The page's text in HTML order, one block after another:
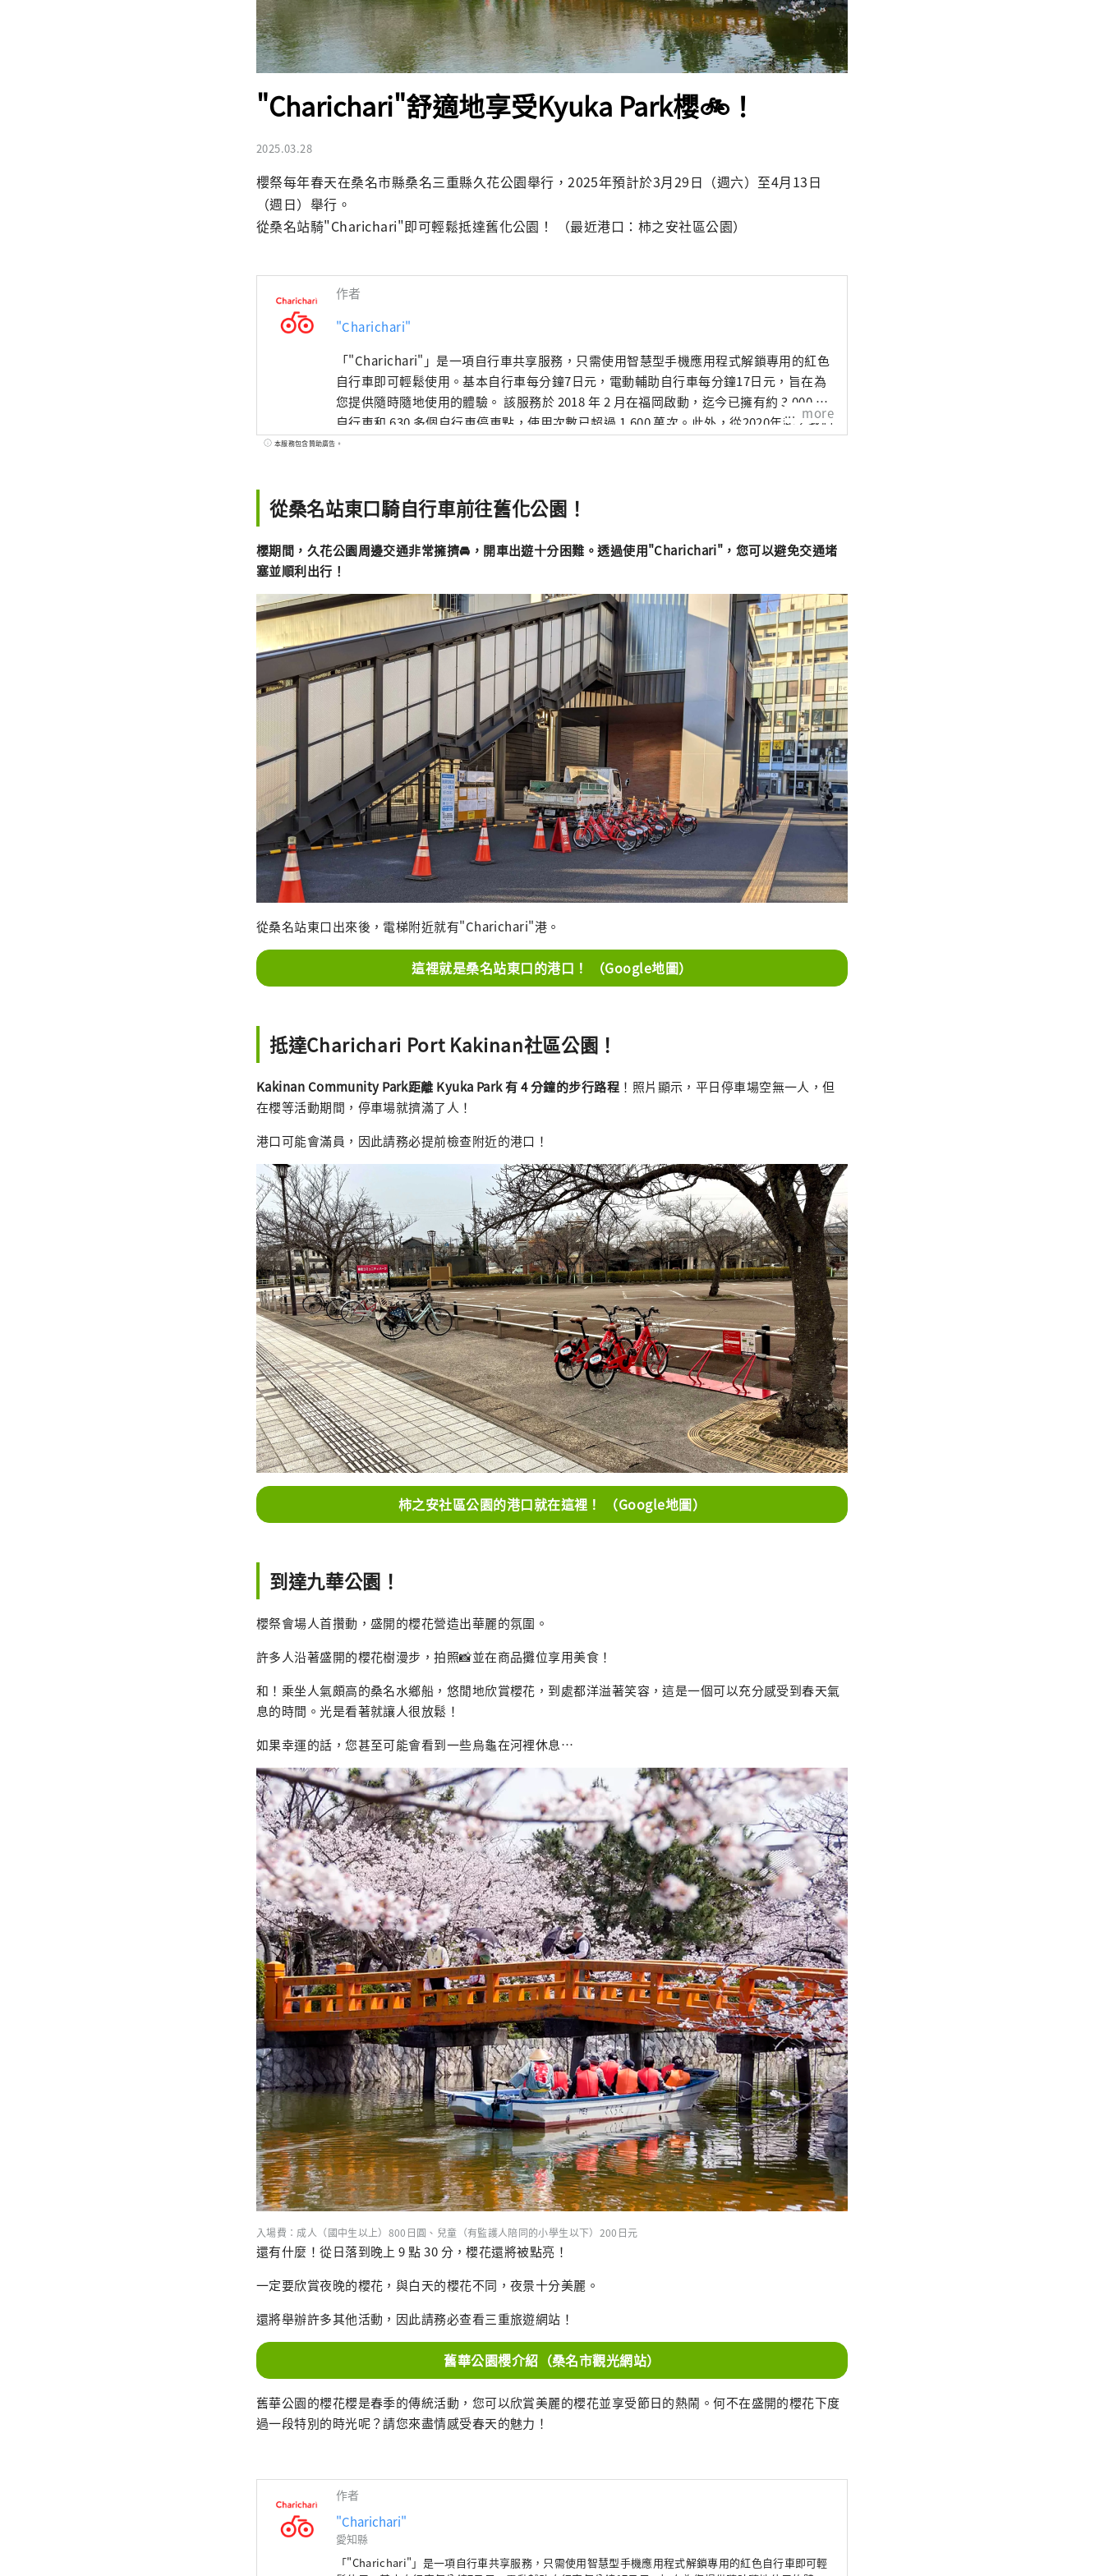
"Charichari"舒適地享受Kyuka Park櫻🚲️！
2025.03.28
櫻祭每年春天在桑名市縣桑名三重縣久花公園舉行，2025年預計於3月29日（週六）至4月13日
（週日）舉行。
從桑名站騎"Charichari"即可輕鬆抵達舊化公園！ （最近港口：柿之安社區公園）
作者
"Charichari"
「"Charichari"」是一項自行車共享服務，只需使用智慧型手機應用程式解鎖專用的紅色
自行車即可輕鬆使用。基本自行車每分鐘7日元，電動輔助自行車每分鐘17日元，旨在為
您提供隨時隨地使用的體驗。 該服務於 2018 年 2 月在福岡啟動，迄今已擁有約 3,000 輛
自行車和 630 多個自行車停車點，使用次數已超過 1,600 萬次。此外，從2020年起，我們
將在名古屋市和東京地區推出此服務，並將於2022年4月開始在熊本市推出此服務。 由於
more
本服務包含贊助廣告。
從桑名站東口騎自行車前往舊化公園！
櫻期間，久花公園周邊交通非常擁擠🚘️，開車出遊十分困難。透過使用"Charichari"，您可以避免交通堵
塞並順利出行！
從桑名站東口出來後，電梯附近就有"Charichari"港。
這裡就是桑名站東口的港口！ （Google地圖）
抵達Charichari Port Kakinan社區公園！
Kakinan Community Park距離 Kyuka Park 有 4 分鐘的步行路程 ！照片顯示，平日停車場空無一人，但
在櫻等活動期間，停車場就擠滿了人！
港口可能會滿員，因此請務必提前檢查附近的港口！
柿之安社區公園的港口就在這裡！ （Google地圖）
到達九華公園！
櫻祭會場人首攢動，盛開的櫻花營造出華麗的氛圍。
許多人沿著盛開的櫻花樹漫步，拍照📸並在商品攤位享用美食！
和！乘坐人氣頗高的桑名水鄉船，悠閒地欣賞櫻花，到處都洋溢著笑容，這是一個可以充分感受到春天氣
息的時間。光是看著就讓人很放鬆！
如果幸運的話，您甚至可能會看到一些烏龜在河裡休息…
入場費：成人（國中生以上）800日圓、兒童（有監護人陪同的小學生以下）200日元
還有什麼！從日落到晚上 9 點 30 分，櫻花還將被點亮！
一定要欣賞夜晚的櫻花，與白天的櫻花不同，夜景十分美麗。
還將舉辦許多其他活動，因此請務必查看三重旅遊網站！
舊華公園櫻介紹（桑名市觀光網站）
舊華公園的櫻花櫻是春季的傳統活動，您可以欣賞美麗的櫻花並享受節日的熱鬧。何不在盛開的櫻花下度
過一段特別的時光呢？請您來盡情感受春天的魅力！
作者
"Charichari"
愛知縣
「"Charichari"」是一項自行車共享服務，只需使用智慧型手機應用程式解鎖專用的紅色自行車即可輕